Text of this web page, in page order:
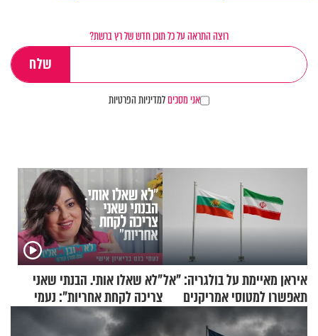
רוצה התראה על כל תוכן חדש של רץ ברשת?
אני מסכיםלמדיניות הפרטיות
איראן מאיימת על בולגריה: "אל
תאפשרו למטוסי אמריקנים
להמריא מהשטח שלכם"
"לא שאלו אותי. הבנתי שאני
צריכה לקחת אחריות": נעמי
בנט בריאיון אישי